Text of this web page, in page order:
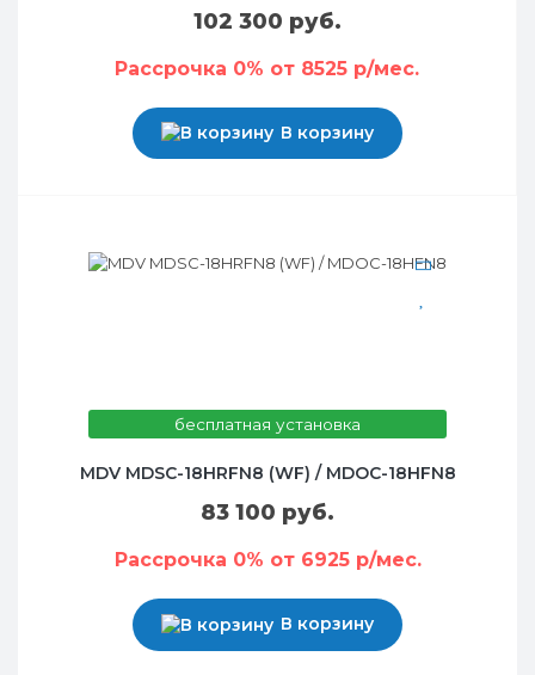
102 300 руб.
Рассрочка 0% от 8525 р/мес.
В корзину
бесплатная установка
MDV MDSC-18HRFN8 (WF) / MDOC-18HFN8
83 100 руб.
Рассрочка 0% от 6925 р/мес.
В корзину